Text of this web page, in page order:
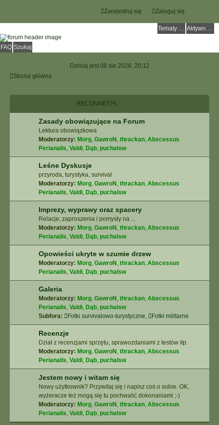
Zaloguj się
Zarejestruj się
Tematy bez odpowiedzi Aktywne tematy
FAQ Szukaj
Dzisiaj jest 08 sie 2026, 20:12
Strona główna
RECONNET.PL
Zasady obowiązujące na Forum
Lektura obowiązkowa
Moderatorzy: Morg, GawroN , thrackan, Abscessus
Perianalis, Valdi, Dąb, puchalsw
Leśne Dyskusje
przyroda, turystyka, survival
Moderatorzy: Morg, GawroN , thrackan, Abscessus
Perianalis, Valdi, Dąb, puchalsw
Imprezy, wyprawy oraz spacery
Relacje, zaproszenia i pomysły na ...
Moderatorzy: Morg, GawroN , thrackan, Abscessus
Perianalis, Valdi, Dąb, puchalsw
Opowieści ukryte w szumie drzew
Moderatorzy: Morg, GawroN , thrackan, Abscessus
Perianalis, Valdi, Dąb, puchalsw
Galeria
Moderatorzy: Morg, GawroN , thrackan, Abscessus
Perianalis, Valdi, Dąb, puchalsw
Subfora:
Fotki survivalowo-turystyczne, Fotki militarne
Recenzje
Dział z recenzjami sprzętu, sprawozdaniami z testów itp.
Moderatorzy: Morg, GawroN , thrackan, Abscessus
Perianalis, Valdi, Dąb, puchalsw
Jestem nowy i witam się
Nowy użytkownik? Przywitaj się i napisz coś o sobie. OK,
wyżeracze też mogą się tu pochwalić dokonaniami ;-)
Moderatorzy: Morg, GawroN , thrackan, Abscessus
Perianalis, Valdi, Dąb, puchalsw